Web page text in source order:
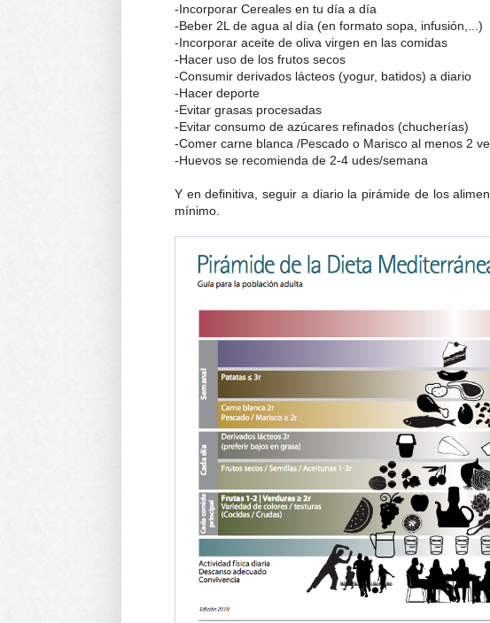
-Incorporar Cereales en tu día a día
-Beber 2L de agua al día (en formato sopa, infusión,...)
-Incorporar aceite de oliva virgen en las comidas
-Hacer uso de los frutos secos
-Consumir derivados lácteos (yogur, batidos) a diario
-Hacer deporte
-Evitar grasas procesadas
-Evitar consumo de azúcares refinados (chucherías)
-Comer carne blanca /Pescado o Marisco al menos 2
-Huevos se recomienda de 2-4 udes/semana
Y en definitiva, seguir a diario la pirámide de los
mínimo.